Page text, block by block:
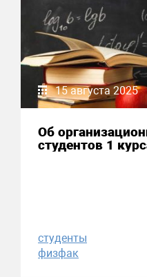
15 августа 2025
Об
студентов 1
студенты
физфак